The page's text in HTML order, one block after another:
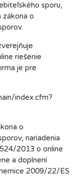
sporu,
o
riešenie
je pre
index.cfm?
o
nariadenia
2013 o online
a doplnení
2009/22/ES